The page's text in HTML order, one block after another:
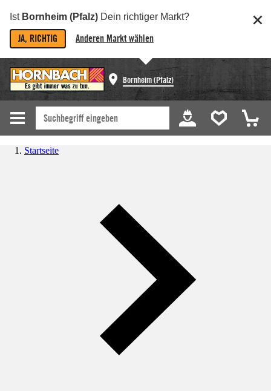
Ist Bornheim (Pfalz) Dein richtiger Markt?
JA, RICHTIG Anderen Markt wählen
Bornheim (Pfalz)
Startseite